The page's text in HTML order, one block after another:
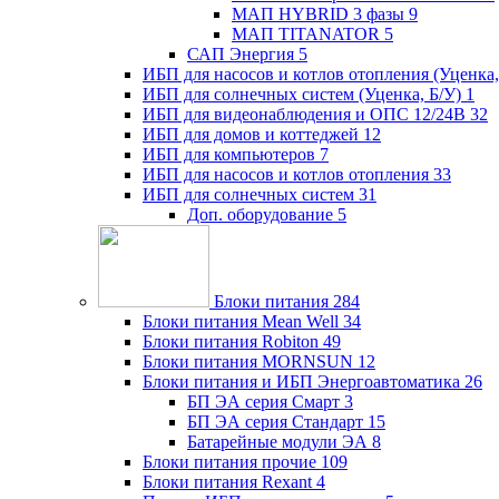
МАП HYBRID 3 фазы 9
МАП TITANATOR 5
САП Энергия 5
ИБП для насосов и котлов отопления
ИБП для солнечных систем (Уценка, Б/У) 1
ИБП для видеонаблюдения и ОПС 12/24В 32
ИБП для домов и коттеджей 12
ИБП для компьютеров 7
ИБП для насосов и котлов отопления 33
ИБП для солнечных систем 31
Доп. оборудование 5
Блоки питания 284
Блоки питания Mean Well 34
Блоки питания Robiton 49
Блоки питания MORNSUN 12
Блоки питания и ИБП Энергоавтоматика 26
БП ЭА серия Смарт 3
БП ЭА серия Стандарт 15
Батарейные модули ЭА 8
Блоки питания прочие 109
Блоки питания Rexant 4